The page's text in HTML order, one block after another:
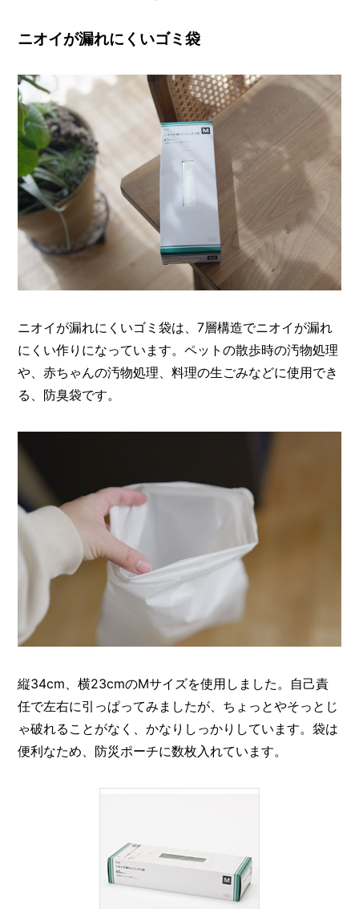
ニオイが漏れにくいゴミ袋
ニオイが漏れにくいゴミ袋は、7層構造でニオイが漏れ
にくい作りになっています。ペットの散歩時の汚物処理
や、赤ちゃんの汚物処理、料理の生ごみなどに使用でき
る、防臭袋です。
縦34cm、横23cmのMサイズを使用しました。自己責
任で左右に引っぱってみましたが、ちょっとやそっとじ
ゃ破れることがなく、かなりしっかりしています。袋は
便利なため、防災ポーチに数枚入れています。